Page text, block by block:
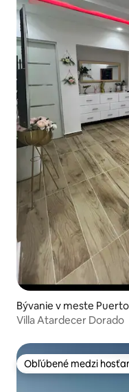
Bývanie v meste
Villa Atardecer Dorado
Obľúbené medzi
Obľúbené medzi